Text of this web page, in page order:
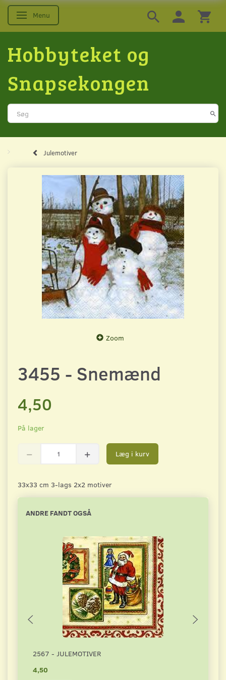
Skifte navigation
Menu
Hobbyteket og
Snapsekongen
Julemotiver
Zoom
3455 - Snemænd
4,50
På lager
Læg i kurv
33x33 cm 3-lags 2x2 motiver
ANDRE FANDT OGSÅ
2567 - JULEMOTIVER
4,50